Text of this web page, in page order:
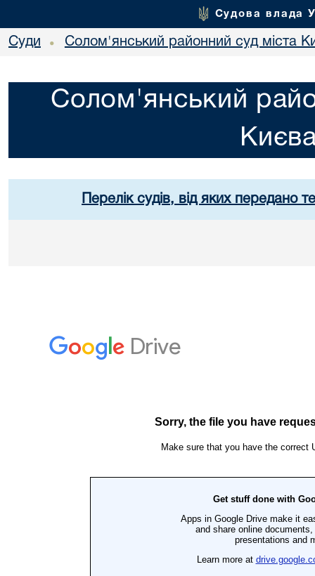
Судова влада
Суди • Солом'янський районний суд міста
Солом'янський
Перелік судів, від яких передано